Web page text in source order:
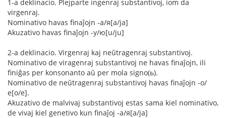
1-a deklinacio. Plejparte ingenraj substantivoj, iom da
virgenraj.
Nominativo havas finaĵojn -а/я[a/ja]
Akuzativo havas finaĵojn -у/ю[u/ju]
2-a deklinacio. Virgenraj kaj neŭtragenraj substantivoj.
Nominativo de viragenraj substantivoj ne havas finaĵojn, ili
finiĝas per konsonanto aŭ per mola signo(ь).
Nominativo de neŭtragenraj substantivoj havas finaĵojn -о/
е[o/e].
Akuzativo de malvivaj substantivoj estas sama kiel nominativo,
de vivaj kiel genetivo kun finaĵoj -а/я[a/ja]